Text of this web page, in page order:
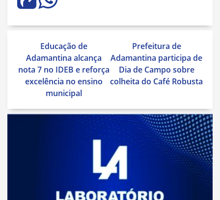
Navegação
Post
Educação de
Adamantina alcança
nota 7 no IDEB e reforça
excelência no ensino
municipal
Prefeitura de
Adamantina participa de
Dia de Campo sobre
colheita do Café Robusta